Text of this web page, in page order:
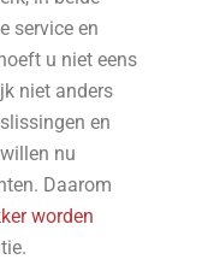
service en
u niet eens
niet anders
en
nu
Daarom
worden